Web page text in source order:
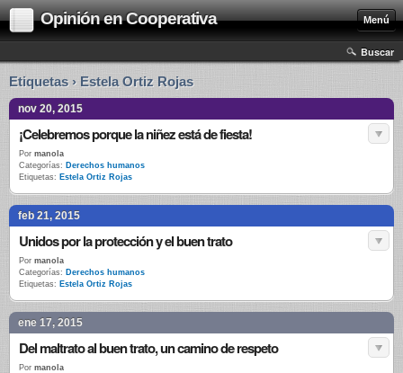
Opinión en Cooperativa Menú
Buscar
Etiquetas › Estela Ortiz Rojas
nov 20, 2015
¡Celebremos porque la niñez está de fiesta!
Por manola
Categorías: Derechos humanos
Etiquetas: Estela Ortiz Rojas
feb 21, 2015
Unidos por la protección y el buen trato
Por manola
Categorías: Derechos humanos
Etiquetas: Estela Ortiz Rojas
ene 17, 2015
Del maltrato al buen trato, un camino de respeto
Por manola